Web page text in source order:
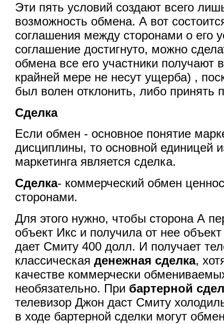
Эти пять условий создают всего
возможность обмена. А вот
соглашения между сторонами о его
соглашение достигнуто, можно
обмена все его участники получают
крайней мере не несут ущерба) ,
был волен отклонить, либо принять
Сделка
Если обмен - основное понятие
дисциплины, то основной единицей
маркетинга является сделка.
Сделка- коммерческий обмен
сторонами.
Для этого нужно, чтобы сторона А
объект Икс и получила от нее
дает Смиту 400 долл. И получает
классическаяденежная сделка,
качестве коммерчески
необязательно. При бартерной
телевизор Джон даст Смиту
в ходе бартерной сделки могут